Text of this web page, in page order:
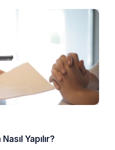
Yapılır?